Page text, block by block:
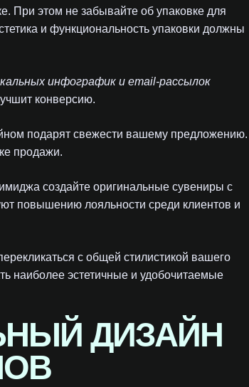
При этом не забывайте об упаковке для
и функциональность упаковки должны
инфографик и email-рассылок
конверсию.
подарят свежести вашему предложению.
продажи.
создайте оригинальные сувениры с
повышению лояльности среди клиентов и
с общей стилистикой вашего
наиболее эстетичные и удобочитаемые
ДИЗАЙН